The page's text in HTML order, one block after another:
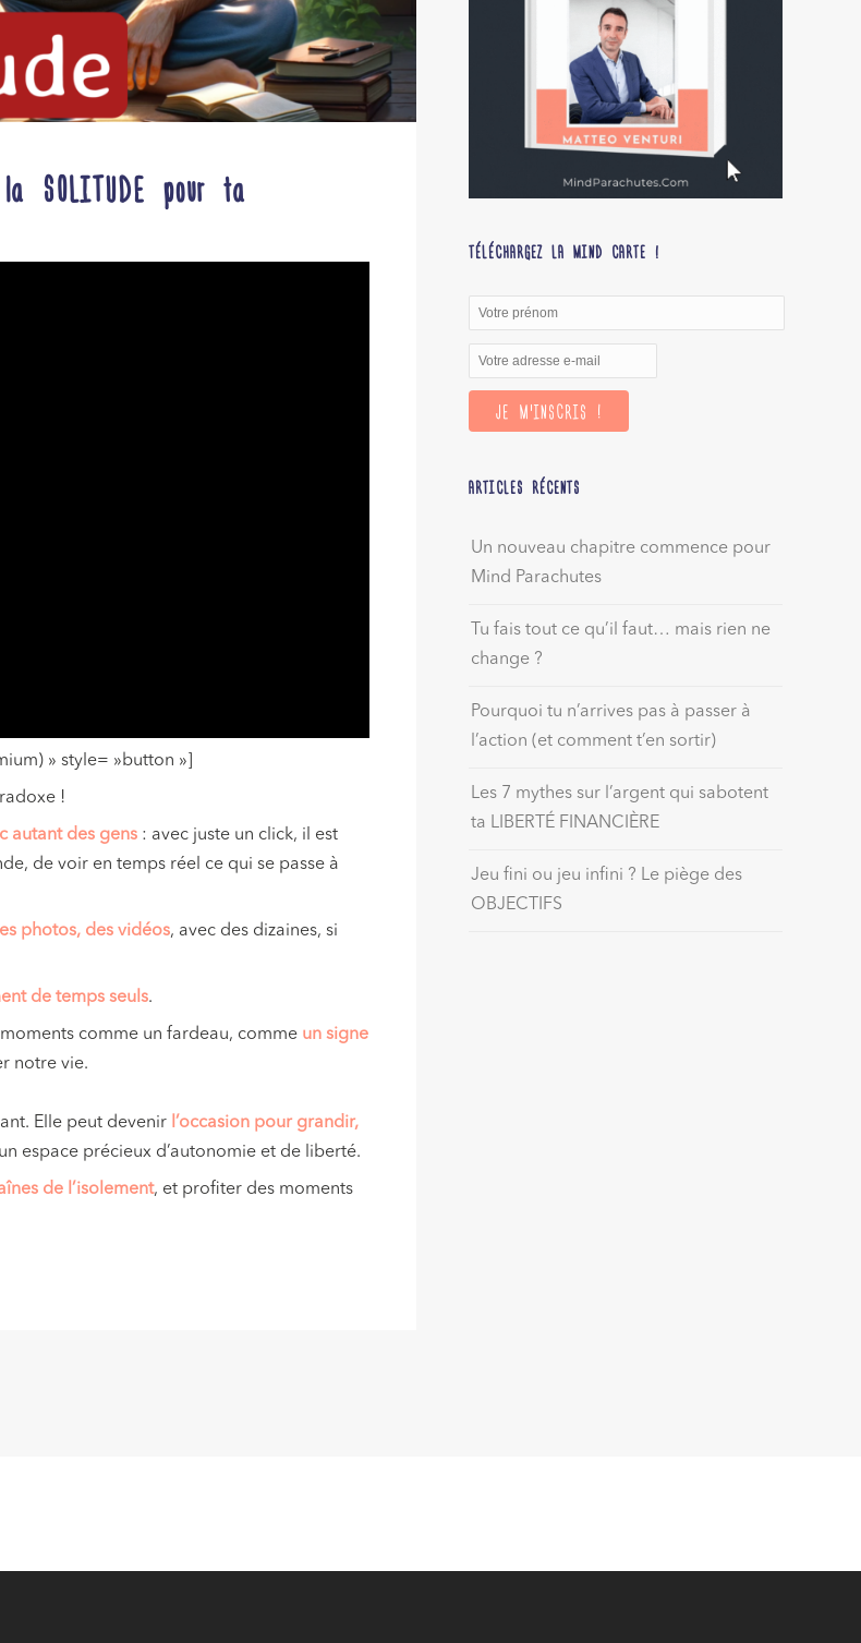
SOLITUDE pour ta
» style= »button »]
!
autant des gens : avec juste un click, il est
de voir en temps réel ce qui se passe à
photos, des vidéos, avec des dizaines, si
de temps seuls.
comme un fardeau, comme un signe
notre vie.
Elle peut devenir l’occasion pour grandir,
espace précieux d’autonomie et de liberté.
de l’isolement, et profiter des moments
TÉLÉCHARGEZ LA MIND CARTE !
ARTICLES RÉCENTS
Un nouveau chapitre commence pour
Mind Parachutes
Tu fais tout ce qu’il faut… mais rien ne
change ?
Pourquoi tu n’arrives pas à passer à
l’action (et comment t’en sortir)
Les 7 mythes sur l’argent qui sabotent
ta LIBERTÉ FINANCIÈRE
Jeu fini ou jeu infini ? Le piège des
OBJECTIFS